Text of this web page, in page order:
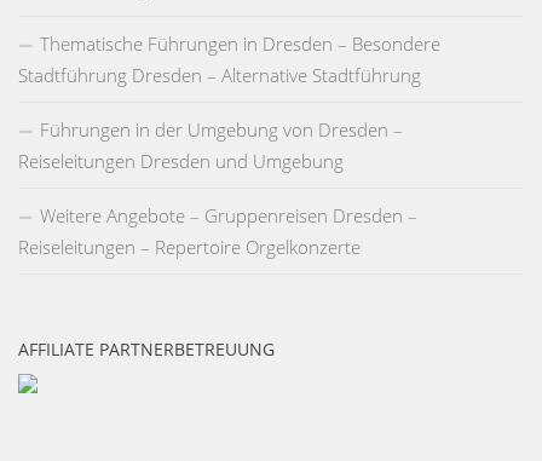
Thematische Führungen in Dresden – Besondere
Stadtführung Dresden – Alternative Stadtführung
Führungen in der Umgebung von Dresden –
Reiseleitungen Dresden und Umgebung
Weitere Angebote – Gruppenreisen Dresden –
Reiseleitungen – Repertoire Orgelkonzerte
AFFILIATE PARTNERBETREUUNG